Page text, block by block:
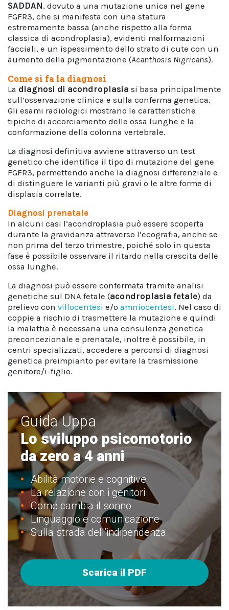
SADDAN , dovuto a una mutazione unica nel gene
FGFR3, che si manifesta con una statura
estremamente bassa (anche rispetto alla forma
classica di acondroplasia), evidenti malformazioni
facciali, e un ispessimento dello strato di cute con un
aumento della pigmentazione (Acanthosis Nigricans).
Come si fa la diagnosi
La diagnosi di acondroplasia si basa principalmente
sull’osservazione clinica e sulla conferma genetica.
Gli esami radiologici mostrano le caratteristiche
tipiche di accorciamento delle ossa lunghe e la
conformazione della colonna vertebrale.
La diagnosi definitiva avviene attraverso un test
genetico che identifica il tipo di mutazione del gene
FGFR3, permettendo anche la diagnosi differenziale e
di distinguere le varianti più gravi o le altre forme di
displasia correlate.
Diagnosi prenatale
In alcuni casi l’acondroplasia può essere scoperta
durante la gravidanza attraverso l’ecografia, anche se
non prima del terzo trimestre, poiché solo in questa
fase è possibile osservare il ritardo nella crescita delle
ossa lunghe.
La diagnosi può essere confermata tramite analisi
genetiche sul DNA fetale (acondroplasia fetale) da
prelievo con villocentesi e/o amniocentesi. Nel caso di
coppie a rischio di trasmettere la mutazione e quindi
la malattia è necessaria una consulenza genetica
preconcezionale e prenatale, inoltre è possibile, in
centri specializzati, accedere a percorsi di diagnosi
genetica preimpianto per evitare la trasmissione
genitore/i-figlio.
Guida Uppa
Lo sviluppo psicomotorio
da zero a 4 anni
Abilità motorie e cognitive
La relazione con i genitori
Come cambia il sonno
Linguaggio e comunicazione
Sulla strada dell’indipendenza
Scarica il PDF